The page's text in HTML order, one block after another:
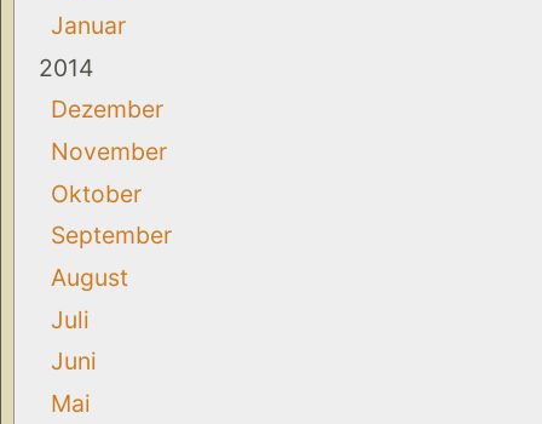
Januar
2014
Dezember
November
Oktober
September
August
Juli
Juni
Mai